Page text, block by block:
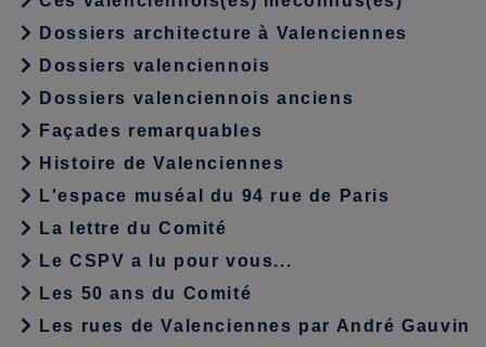
Dossiers architecture à Valenciennes
Dossiers valenciennois
Dossiers valenciennois anciens
Façades remarquables
Histoire de Valenciennes
L'espace muséal du 94 rue de Paris
La lettre du Comité
Le CSPV a lu pour vous...
Les 50 ans du Comité
Les rues de Valenciennes par André Gauvin